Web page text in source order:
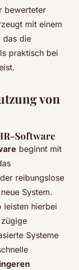
bewerteter
mit einem
das die
praktisch bei
von
Software
beginnt mit
reibungslose
System.
leisten hierbei
Systeme